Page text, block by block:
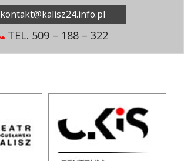
kontakt@kalisz24.info.pl
TEL. 509 – 188 – 322